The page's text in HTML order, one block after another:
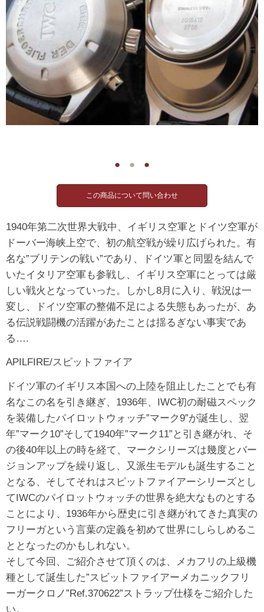
● ● ●
1940年第二次世界大戦中、イギリス空軍とドイツ空軍が
ドーバー海峡上空で、初の航空戦が繰り広げられた。有
名な”ブリテンの戦い”であり、ドイツ軍と同盟を結んで
いたイタリア空軍も参戦し、イギリス空軍にとっては厳
しい戦火となっていった。しかし8月に入り、戦況は一
変し、ドイツ空軍の整備不足による失態もあったが、あ
る伝説戦闘機の活躍があたことは揺るぎない事実であ
る….
APILFIRE/スピットファイア
ドイツ軍のイギリス本国への上陸を阻止したことでも有
名なこの名を引き継ぎ、1936年、IWC初の耐磁スペック
を装備したパイロットウォッチ”マーク9”が誕生し、翌
年”マーク10”そして1940年”マーク11”と引き継がれ、そ
の後40年以上の時を経て、マークシリーズは幾度とバー
ジョンアップを繰り返し、又派生モデルも誕生すること
となる、そしてそれはスピットファイアーシリーズとし
てIWCのパイロットウォッチの世界を絶大なものとする
ことにより、1936年から歴史に引き継がれてきた真実の
フリーガという言葉の定義を初めて世界にしらしめるこ
ととなったのかもしれない。
そして今回、ご紹介させて頂くのは、メカフリの上級機
種として誕生した”スビットファイアーメカニックフリ
ーガークロノ”Ref.370622”ストラップ仕様をご紹介した
い。